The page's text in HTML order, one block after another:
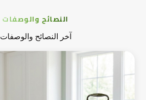
النصائح والوصفات
آخر النصائح والوصفات